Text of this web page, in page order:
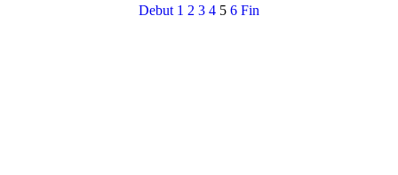
Debut 1 2 3 4 5 6 Fin